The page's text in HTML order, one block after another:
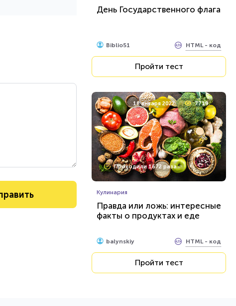
День Государственного флага
Biblio51 HTML - код
Пройти тест
18 января 2022 7719
Проходили 1672 раза
Кулинария
Правда или ложь: интересные
факты о продуктах и еде
balynskiy HTML - код
Пройти тест